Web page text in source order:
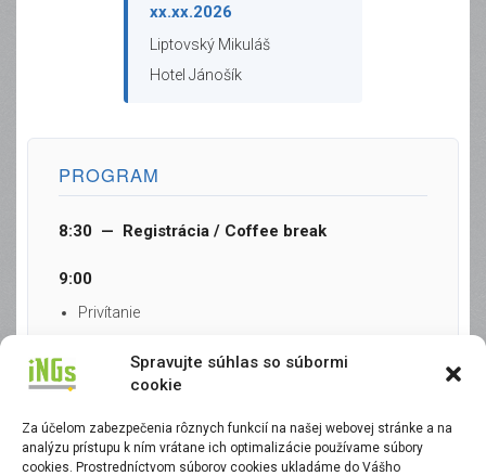
Spravujte súhlas so súbormi
cookie
Za účelom zabezpečenia rôznych funkcií na našej webovej stránke a na
analýzu prístupu k ním vrátane ich optimalizácie používame súbory
cookies. Prostredníctvom súborov cookies ukladáme do Vášho
xx.xx.2026
Liptovský Mikuláš
Hotel Jánošík
PROGRAM
8:30 — Registrácia / Coffee break
9:00
Privítanie
MicroStation – univerzálny nástroj pre BIM
10:30 — Prestávka / Coffee break